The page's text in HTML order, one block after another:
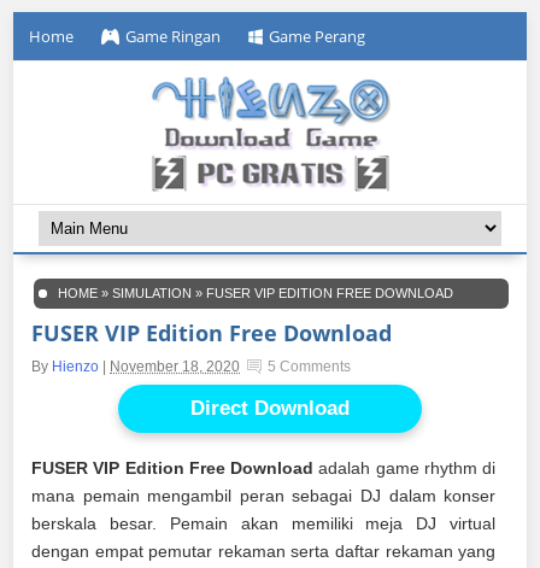
Home Game Ringan Game Perang
HOME »SIMULATION » FUSER VIP EDITION FREE DOWNLOAD
FUSER VIP Edition Free Download
By Hienzo November 18, 2020 5 Comments
Direct Download
FUSER VIP Edition Free Download adalah game rhythm di
mana pemain mengambil peran sebagai DJ dalam konser
berskala besar. Pemain akan memiliki meja DJ virtual
dengan empat pemutar rekaman serta daftar rekaman yang